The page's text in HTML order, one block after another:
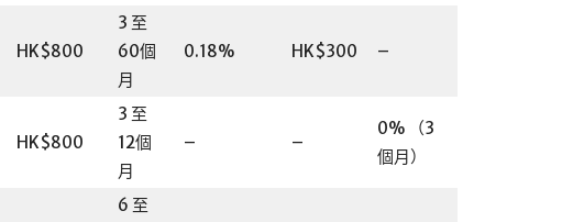
HK$800
3 至
60個
月
0.18% HK$300 –
HK$800
3 至
12個
月
– –
0% （3
個月）
6 至